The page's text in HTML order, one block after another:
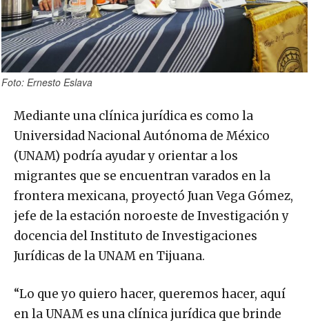
Foto: Ernesto Eslava
Mediante una clínica jurídica es como la
Universidad Nacional Autónoma de México
(UNAM) podría ayudar y orientar a los
migrantes que se encuentran varados en la
frontera mexicana, proyectó Juan Vega Gómez,
jefe de la estación noroeste de Investigación y
docencia del Instituto de Investigaciones
Jurídicas de la UNAM en Tijuana.
“Lo que yo quiero hacer, queremos hacer, aquí
en la UNAM es una clínica jurídica que brinde